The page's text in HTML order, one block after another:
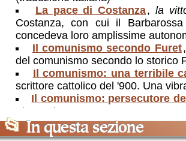
La pace di Costanza, la
Costanza, con cui il
concedeva loro amplissime
Il comunismo: una terribile
scrittore cattolico del '900. Una
Il comunismo: persecutore
Irina Osipova
la Terza internazionale,I 21
Internazionale per coordinare la
Il comunismo secondo Furet,
del comunismo secondo lo storico
📂 In questa sezione